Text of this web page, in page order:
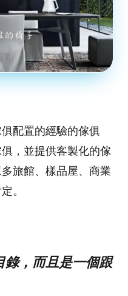
配置的經驗的傢俱
，並提供客製化的傢
旅館、樣品屋、商業
。
錄，而且是一個跟